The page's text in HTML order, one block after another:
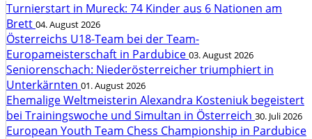
Turnierstart in Mureck: 74 Kinder aus 6 Nationen am
Brett 04. August 2026
Österreichs U18-Team bei der Team-
Europameisterschaft in Pardubice 03. August 2026
Seniorenschach: Niederösterreicher triumphiert in
Unterkärnten 01. August 2026
Ehemalige Weltmeisterin Alexandra Kosteniuk begeistert
bei Trainingswoche und Simultan in Österreich 30. Juli 2026
European Youth Team Chess Championship in Pardubice